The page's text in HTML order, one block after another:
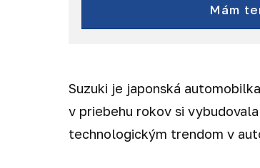
SX4
a
Mám
Suzuki je japonská
v priebehu rokov si
technologickým trendom v